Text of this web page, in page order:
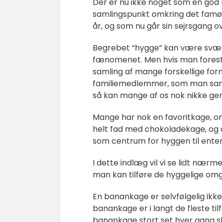
samlingspunkt omkring det
år, og som nu går sin sejrsgang
Begrebet “hygge” kan være
fænomenet. Men hvis man
samling af mange forskellige
familiemedlemmer, som man
så kan mange af os nok nikke
Mange har nok en favoritkage,
helt fad med chokoladekage,
som centrum for hyggen til
I dette indlæg vil vi se lidt
man kan tilføre de hyggelige
En banankage er selvfølgelig
banankage er i langt de fleste